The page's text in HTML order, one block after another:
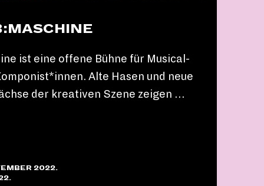
ist eine offene Bühne für Musical-
Alte Hasen und neue
der kreativen Szene zeigen …
2022.